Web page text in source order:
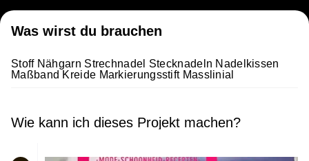
Was wirst du brauchen
Stoff Nähgarn Strechnadel Stecknadeln Nadelkissen
Maßband Kreide Markierungsstift Masslinial
Wie kann ich dieses Projekt machen?